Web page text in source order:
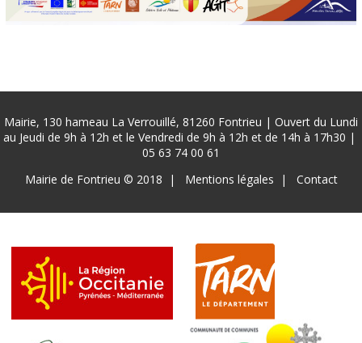
Mairie, 130 hameau La Verrouillé, 81260 Fontrieu | Ouvert du Lundi
au Jeudi de 9h à 12h et le Vendredi de 9h à 12h et de 14h à 17h30 |
05 63 74 00 61
page
Mairie de Fontrieu © 2018 Mentions légales Contact